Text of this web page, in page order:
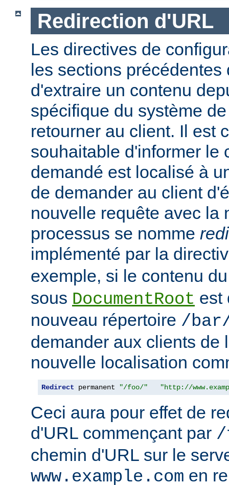
Redirection d'URL
Les directives de
les sections précédentes
d'extraire un contenu
spécifique du système
retourner au client. Il est
souhaitable d'informer le
demandé est localisé à
de demander au client
nouvelle requête avec la
processus se nomme
implémenté par la
exemple, si le contenu
sous DocumentRoot est
nouveau répertoire /
demander aux clients de
nouvelle localisation
Redirect permanent "/foo/" "http://
Ceci aura pour effet de
d'URL commençant par /
chemin d'URL sur le
www.example.com en